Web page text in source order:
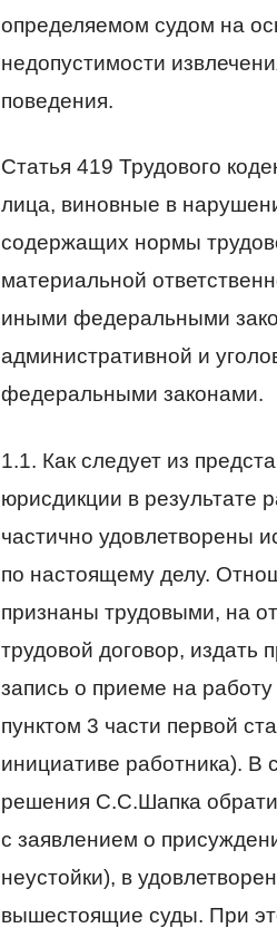
определяемом судом на
недопустимости
поведения.
Статья 419 Трудового
лица, виновные в
содержащих нормы
материальной
иными федеральными
административной и
федеральными законами.
1.1. Как следует из
юрисдикции в результате
частично удовлетворены
по настоящему делу.
признаны трудовыми, на
трудовой договор, издать
запись о приеме на
пунктом 3 части первой
инициативе работника). В
решения С.С.Шапка
с заявлением о
неустойки), в
вышестоящие суды. При